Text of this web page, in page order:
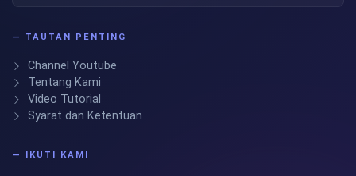
— TAUTAN PENTING
Channel Youtube
Tentang Kami
Video Tutorial
Syarat dan Ketentuan
— IKUTI KAMI